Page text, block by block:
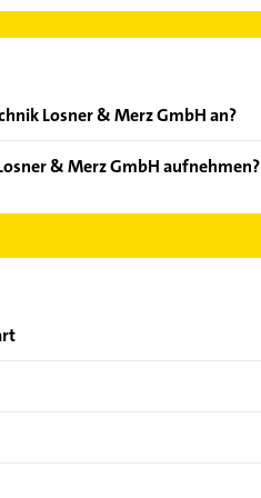
Losner & Merz GmbH an?
& Merz GmbH aufnehmen?